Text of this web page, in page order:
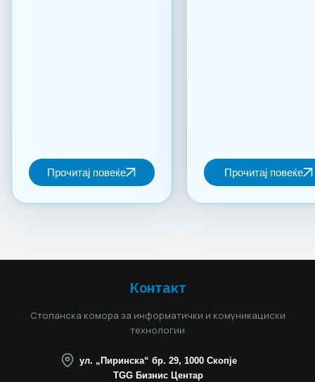
Прочитај повеќе Прочитај повеќе
Контакт
Стопанска комора за информатички и комуникациски
технологии
ул. „Пиринска“ бр. 29, 1000 Скопје
TGG Бизнис Центар